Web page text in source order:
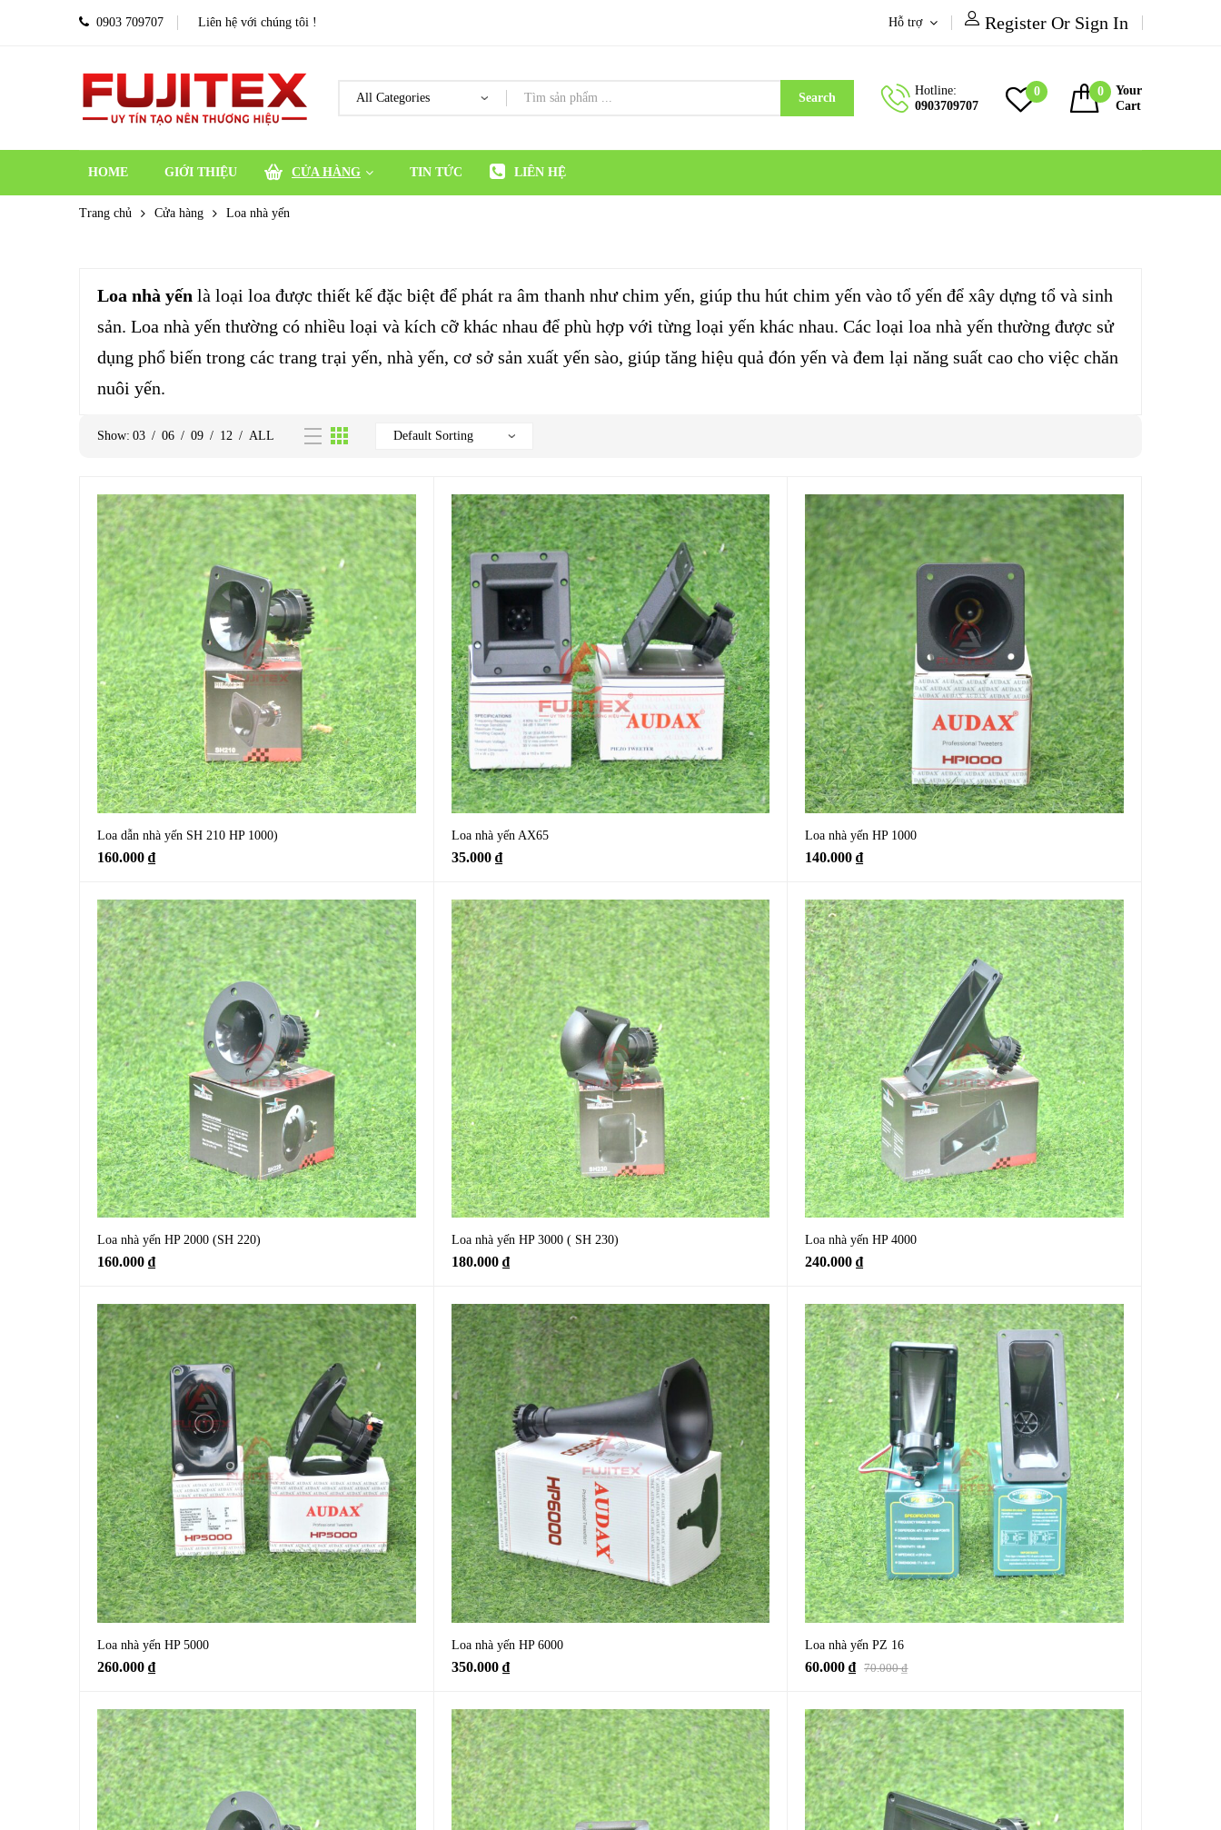
0903 709707 Liên hệ với chúng tôi ! Hỗ trợ Register Or Sign In
Search
Hotline:
0903709707
0 0
Your
Cart
HOME GIỚI THIỆU CỬA HÀNG TIN TỨC LIÊN HỆ
Trang chủ Cửa hàng Loa nhà yến
Loa nhà yến là loại loa được thiết kế đặc biệt để phát ra âm thanh như chim yến, giúp thu hút chim yến vào tổ yến để xây dựng tổ và sinh
sản. Loa nhà yến thường có nhiều loại và kích cỡ khác nhau để phù hợp với từng loại yến khác nhau. Các loại loa nhà yến thường được sử
dụng phổ biến trong các trang trại yến, nhà yến, cơ sở sản xuất yến sào, giúp tăng hiệu quả đón yến và đem lại năng suất cao cho việc chăn
nuôi yến.
Show: 03 / 06 / 09 / 12 / ALL
Loa dẫn nhà yến SH 210 HP 1000)
160.000 ₫
Loa nhà yến AX65
35.000 ₫
Loa nhà yến HP 1000
140.000₫
Loa nhà yến HP 2000 (SH 220)
160.000 ₫
Loa nhà yến HP 3000 ( SH 230)
180.000 ₫
Loa nhà yến HP 4000
240.000₫
Loa nhà yến HP 5000
260.000 ₫
Loa nhà yến HP 6000
350.000 ₫
Loa nhà yến PZ 16
70.000₫
60.000₫